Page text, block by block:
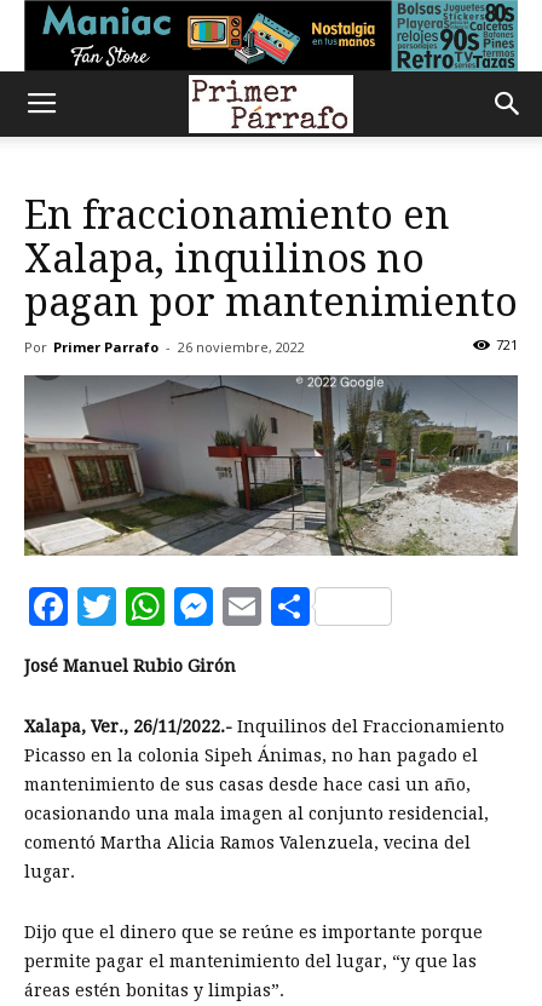
En fraccionamiento en
Xalapa, inquilinos no
pagan por mantenimiento
Por Primer Parrafo - 26 noviembre, 2022 721
Facebook
Twitter
WhatsApp
Messenger
EmailCompartir
José Manuel Rubio Girón
Xalapa, Ver., 26/11/2022.- Inquilinos del Fraccionamiento
Picasso en la colonia Sipeh Ánimas, no han pagado el
mantenimiento de sus casas desde hace casi un año,
ocasionando una mala imagen al conjunto residencial,
comentó Martha Alicia Ramos Valenzuela, vecina del
lugar.
Dijo que el dinero que se reúne es importante porque
permite pagar el mantenimiento del lugar, “y que las
áreas estén bonitas y limpias”.